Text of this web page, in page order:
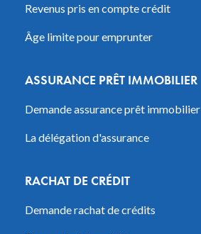
Revenus pris en compte crédit
Âge limite pour emprunter
ASSURANCE PRÊT IMMOBILIER
Demande assurance prêt immobilier
La délégation d'assurance
RACHAT DE CRÉDIT
Demande rachat de crédits